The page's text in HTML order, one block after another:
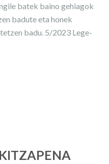
batek baino gehiagok
badute eta honek
badu. 5/2023 Lege-